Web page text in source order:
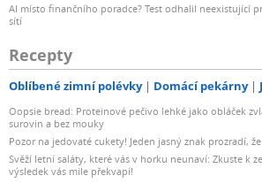
AI místo finančního poradce? Test odhalil neexistující
sítí
Recepty
Oblíbené zimní polévky Domácí pekárny
Oopsie bread: Proteinové pečivo lehké jako obláček
surovin a bez mouky
Pozor na jedovaté cukety! Jeden jasný znak prozradí,
Svěží letní saláty, které vás v horku neunaví: Zkuste k
výsledek vás mile překvapí!